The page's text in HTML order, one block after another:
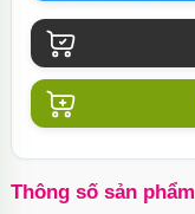
Thông số sản phẩm